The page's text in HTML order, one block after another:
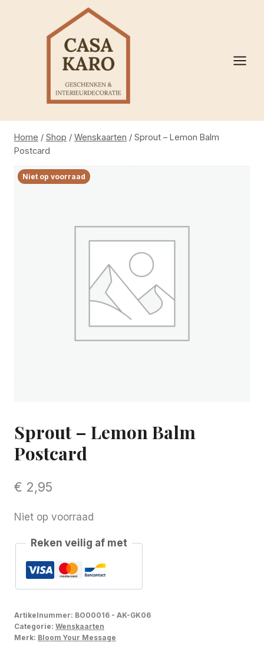
Home / Shop / Wenskaarten / Sprout – Lemon Balm
Postcard
Niet op voorraad
Sprout – Lemon Balm
Postcard
€ 2,95
Niet op voorraad
Reken veilig af met
Artikelnummer: BO00016 - AK-GK06
Categorie: Wenskaarten
Merk: Bloom Your Message